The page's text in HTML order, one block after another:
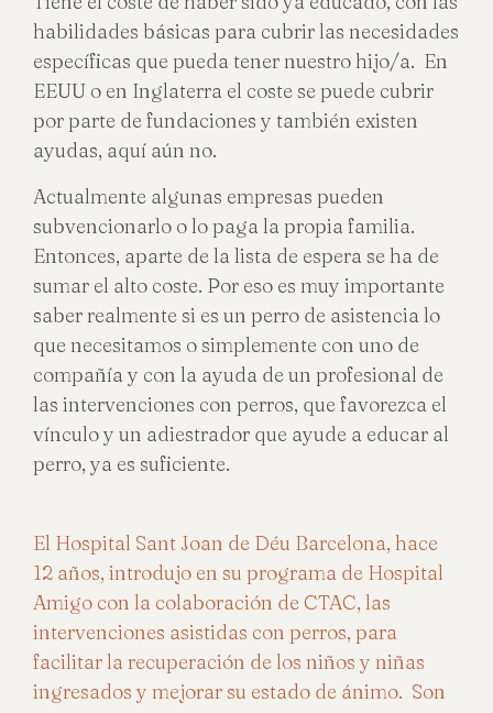
habilidades básicas para cubrir las necesidades
específicas que pueda tener nuestro hijo/a. En
EEUU o en Inglaterra el coste se puede cubrir
por parte de fundaciones y también existen
ayudas, aquí aún no.
Actualmente algunas empresas pueden
subvencionarlo o lo paga la propia familia.
Entonces, aparte de la lista de espera se ha de
sumar el alto coste. Por eso es muy importante
saber realmente si es un perro de asistencia lo
que necesitamos o simplemente con uno de
compañía y con la ayuda de un profesional de
las intervenciones con perros, que favorezca el
vínculo y un adiestrador que ayude a educar al
perro, ya es suficiente.
El Hospital Sant Joan de Déu Barcelona, hace
12 años, introdujo en su programa de Hospital
Amigo con la colaboración de CTAC, las
intervenciones asistidas con perros, para
facilitar la recuperación de los niños y niñas
ingresados y mejorar su estado de ánimo. Son